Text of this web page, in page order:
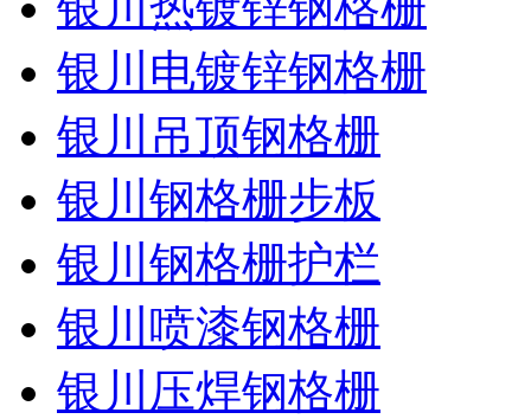
银川电镀锌钢格栅
银川吊顶钢格栅
银川钢格栅步板
银川钢格栅护栏
银川喷漆钢格栅
银川压焊钢格栅